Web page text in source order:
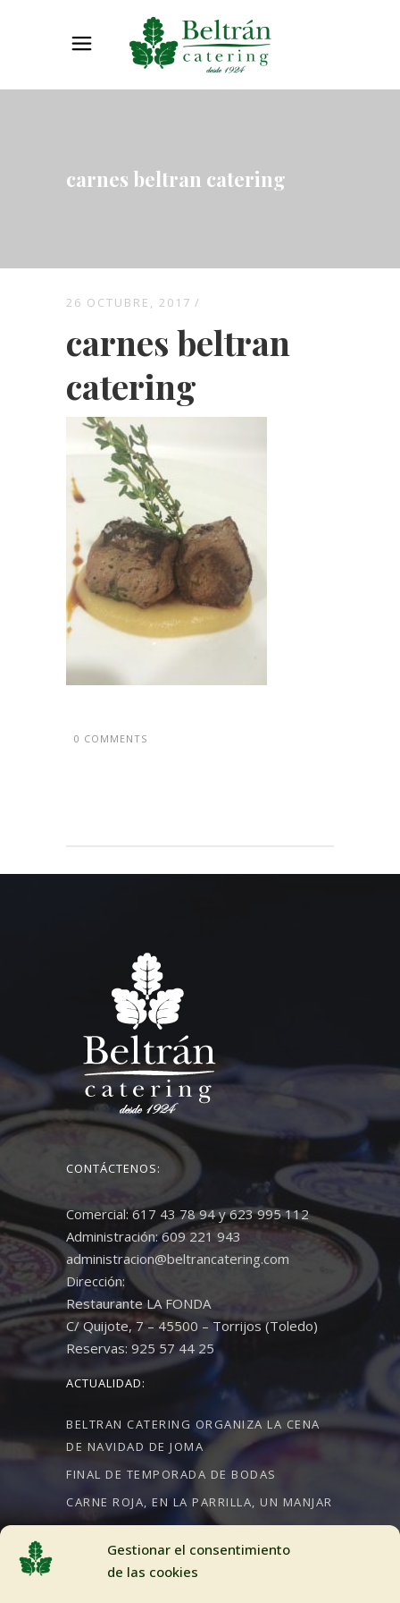
Gestionar el consentimiento
de las cookies
carnes beltran catering
26 OCTUBRE, 2017
carnes beltran
catering
0 COMMENTS
CONTÁCTENOS:
Comercial: 617 43 78 94 y 623 995 112
Administración: 609 221 943
administracion@beltrancatering.com
Dirección:
Restaurante LA FONDA
C/ Quijote, 7 – 45500 – Torrijos (Toledo)
Reservas: 925 57 44 25
ACTUALIDAD:
BELTRAN CATERING ORGANIZA LA CENA
DE NAVIDAD DE JOMA
FINAL DE TEMPORADA DE BODAS
CARNE ROJA, EN LA PARRILLA, UN MANJAR
CRÉDITOS: